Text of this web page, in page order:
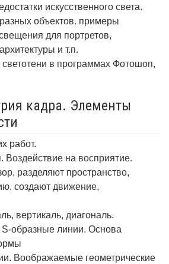
искусственного света.
объектов. примеры
для портретов,
и т.п.
светотени в программах Фотошоп,
кадра. Элементы
работ.
Воздействие на восприятие.
разделяют пространство,
создают движение,
вертикаль, диагональ.
образные линии. Основа
Воображаемые геометрические